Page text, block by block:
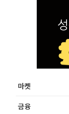
마켓
금융